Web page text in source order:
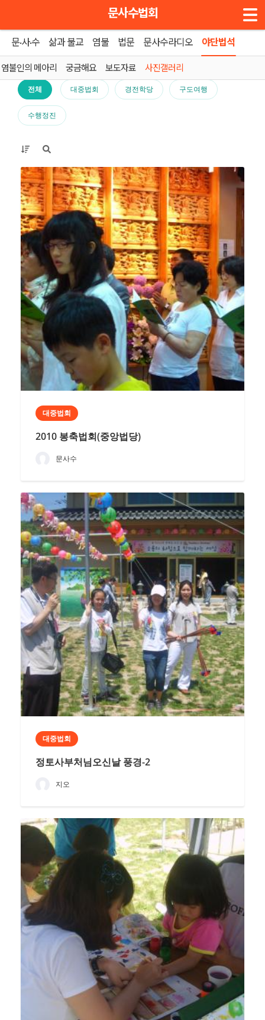
메뉴 건너뛰기
문사수법회
문·사·수 삶과 불교 염불 법문 문사수라디오 야단법석
염불인의 메아리 궁금해요 보도자료 사진갤러리
홈 »사진갤러리
전체 대중법회 경전학당 구도여행
수행정진
대중법회
2010 봉축법회(중앙법당)
문사수
대중법회
정토사부처님오신날 풍경-2
지오